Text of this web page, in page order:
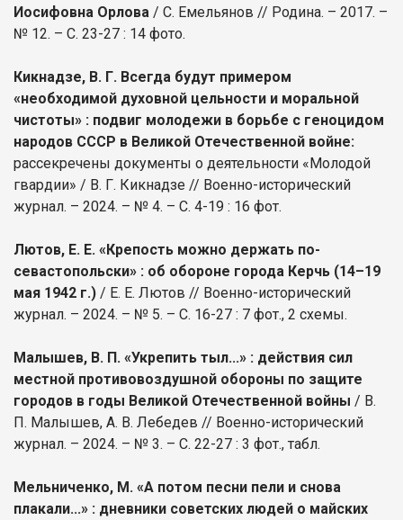
Иосифовна Орлова / С. Емельянов // Родина. – 2017. –
№ 12. – С. 23-27 : 14 фото.
Кикнадзе, В. Г. Всегда будут примером
«необходимой духовной цельности и моральной
чистоты» : подвиг молодежи в борьбе с геноцидом
народов СССР в Великой Отечественной войне:
рассекречены документы о деятельности «Молодой
гвардии» / В. Г. Кикнадзе // Военно-исторический
журнал. – 2024. – № 4. – С. 4-19 : 16 фот.
Лютов, Е. Е. «Крепость можно держать по-
севастопольски» : об обороне города Керчь (14–19
мая 1942 г.) / Е. Е. Лютов // Военно-исторический
журнал. – 2024. – № 5. – С. 16-27 : 7 фот., 2 схемы.
Малышев, В. П. «Укрепить тыл...» : действия сил
местной противовоздушной обороны по защите
городов в годы Великой Отечественной войны / В.
П. Малышев, А. В. Лебедев // Военно-исторический
журнал. – 2024. – № 3. – С. 22-27 : 3 фот., табл.
Мельниченко, М. «А потом песни пели и снова
плакали...» : дневники советских людей о майских